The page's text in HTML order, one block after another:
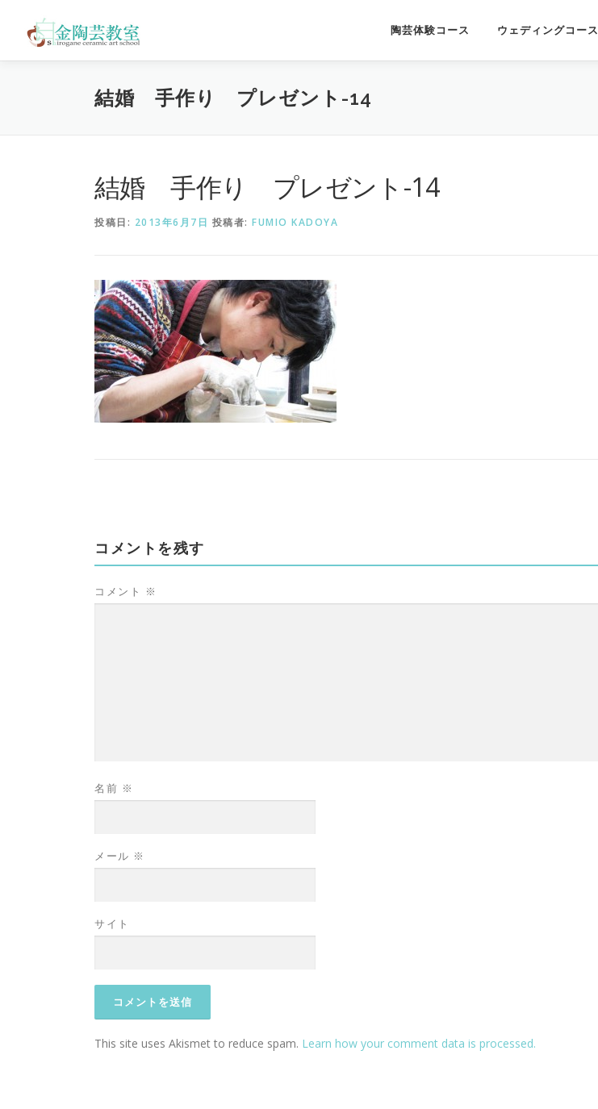
ン
陶芸体験コース ウェディングコース
結婚 手作り プレゼント-14
結婚 手作り プレゼント-14
投稿日: 2013年6月7日 投稿者: FUMIO KADOYA
コメントを残す
コメント ※
名前 ※
メール ※
サイト
This site uses Akismet to reduce spam. Learn how your comment data is processed.